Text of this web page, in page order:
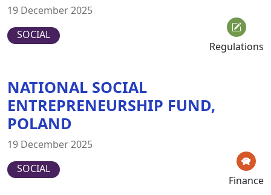
19 December 2025
SOCIAL
Regulations
NATIONAL SOCIAL
ENTREPRENEURSHIP FUND,
POLAND
19 December 2025
SOCIAL
Finance